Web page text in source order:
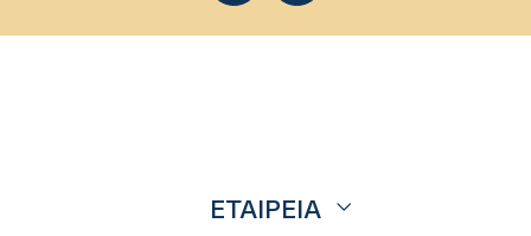
ΕΤΑΙΡΕΙΑ